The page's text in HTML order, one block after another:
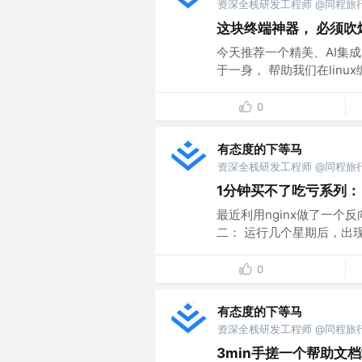
资深全栈研发工程师 @同程旅
这块终端神器， 必须吹
今天推荐一个精美、AI集
于一身， 帮助我们在linux
0
有态度的下等马
资深全栈研发工程师 @同程旅
1分钟买不了吃亏系列
最近利用nginx做了一个
二： 运行几个星期后，出
0
有态度的下等马
资深全栈研发工程师 @同程旅
3min手搓一个帮助文